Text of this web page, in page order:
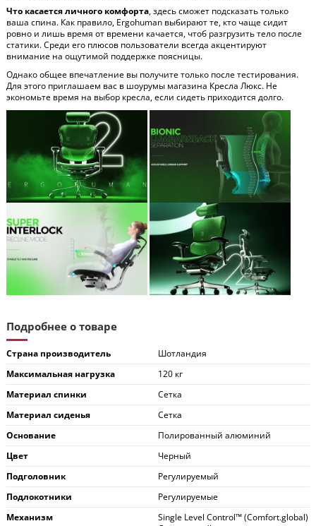
Что касается личного комфорта, здесь сможет подсказать только
ваша спина. Как правило, Ergohuman выбирают те, кто чаще сидит
ровно и лишь время от времени качается, чтоб разгрузить тело после
статики. Среди его плюсов пользователи всегда акцентируют
внимание на ощутимой поддержке поясницы.
Однако общее впечатление вы получите только после тестирования.
Для этого приглашаем вас в шоурумы магазина Кресла Люкс. Не
экономьте время на выбор кресла, если сидеть приходится долго.
Подробнее о товаре
Страна производитель
Шотландия
Максимальная нагрузка
120 кг
Материал спинки
Сетка
Материал сиденья
Сетка
Основание
Полированный алюминий
Цвет
Черный
Подголовник
Регулируемый
Подлокотники
Регулируемые
Механизм
Single Level Control™ (Comfort.global)